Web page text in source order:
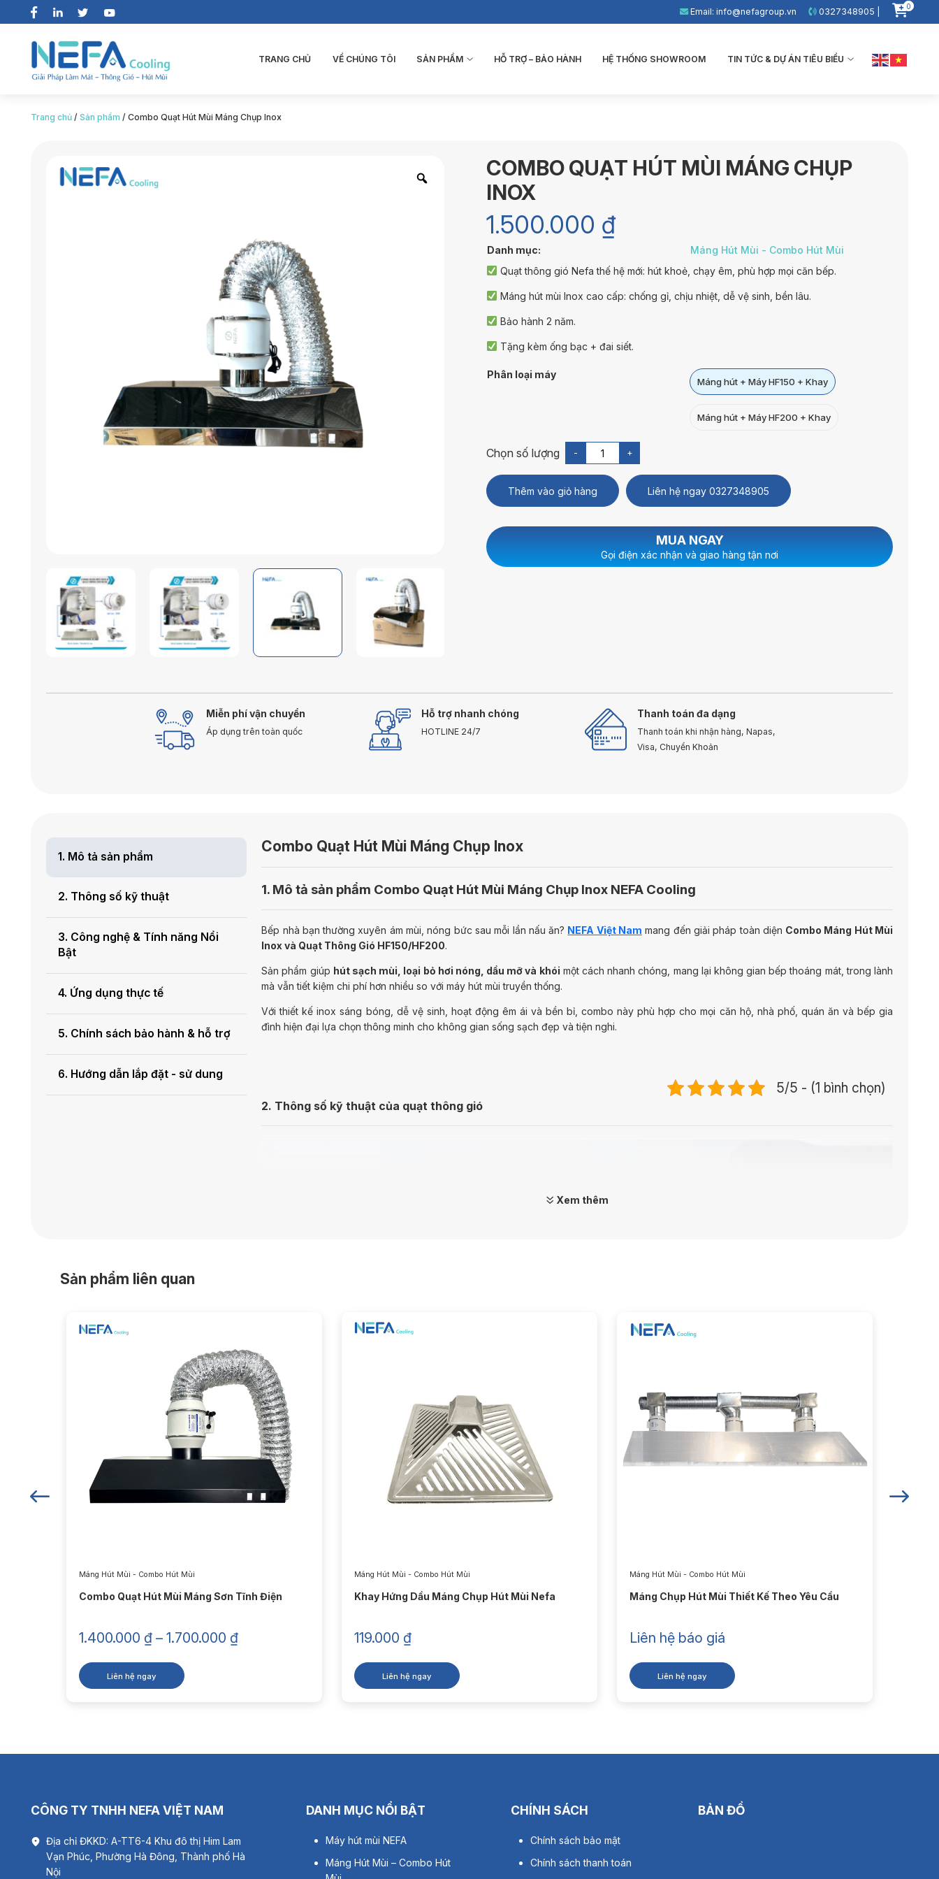
Email: info@nefagroup.vn 0327348905 | 0
TRANG CHỦ VỀ CHÚNG TÔI SẢN PHẨM HỖ TRỢ – BẢO HÀNH HỆ THỐNG SHOWROOM TIN TỨC & DỰ ÁN TIÊU BIỂU
Trang chủ /Sản phẩm /Combo Quạt Hút Mùi Máng Chụp Inox
COMBO QUẠT HÚT MÙI MÁNG CHỤP
INOX
1.500.000 ₫
Danh mục:
Máng Hút Mùi - Combo Hút Mùi
Quạt thông gió Nefa thế hệ mới: hút khoẻ, chạy êm, phù hợp mọi căn bếp.
Máng hút mùi Inox cao cấp: chống gỉ, chịu nhiệt, dễ vệ sinh, bền lâu.
Bảo hành 2 năm.
Tặng kèm ống bạc + đai siết.
Phân loại máy
Máng hút + Máy HF150 + Khay
Máng hút + Máy HF200 + Khay
- +
Thêm vào giỏ hàng Liên hệ ngay0327348905
MUA NGAY
Gọi điện xác nhận và giao hàng tận nơi
Miễn phí vận chuyển
Áp dụng trên toàn quốc
Hỗ trợ nhanh chóng
HOTLINE 24/7
Thanh toán đa dạng
Thanh toán khi nhận hàng, Napas,
Visa, Chuyển Khoản
1. Mô tả sản phẩm
2. Thông số kỹ thuật
3. Công nghệ & Tính năng Nổi
Bật
4. Ứng dụng thực tế
5. Chính sách bảo hành & hỗ trợ
6. Hướng dẫn lắp đặt - sử dung
Combo Quạt Hút Mùi Máng Chụp Inox
1. Mô tả sản phẩm Combo Quạt Hút Mùi Máng Chụp Inox NEFA Cooling
Bếp nhà bạn thường xuyên ám mùi, nóng bức sau mỗi lần nấu ăn? NEFA Việt Nam mang đến giải pháp toàn diện Combo Máng Hút Mùi
Inox và Quạt Thông Gió HF150/HF200.
Sản phẩm giúp hút sạch mùi, loại bỏ hơi nóng, dầu mỡ và khói một cách nhanh chóng, mang lại không gian bếp thoáng mát, trong lành
mà vẫn tiết kiệm chi phí hơn nhiều so với máy hút mùi truyền thống.
Với thiết kế inox sáng bóng, dễ vệ sinh, hoạt động êm ái và bền bỉ, combo này phù hợp cho mọi căn hộ, nhà phố, quán ăn và bếp gia
đình hiện đại lựa chọn thông minh cho không gian sống sạch đẹp và tiện nghi.
5/5 - (1 bình chọn)
2. Thông số kỹ thuật của quạt thông gió
3. Công nghệ và Tính năng Nổi Bật Combo Quạt Hút Mùi Máng Chụp Inox
3.1 Motor dây đồng nguyên chất
quạt hút mùi NEFA HF150/HF200 động cơ 100% dây đồng, mang đến khả năng vận hành ổn định, bền bỉ và
Xem thêm
Sản phẩm liên quan
Máng Hút Mùi - Combo Hút Mùi
Combo Quạt Hút Mùi Máng Sơn Tĩnh Điện
1.400.000 ₫ – 1.700.000 ₫Khoảng
Liên hệ ngay
Máng Hút Mùi - Combo Hút Mùi
Khay Hứng Dầu Máng Chụp Hút Mùi Nefa
119.000 ₫
Liên hệ ngay
Máng Hút Mùi - Combo Hút Mùi
Máng Chụp Hút Mùi Thiết Kế Theo Yêu Cầu
Liên hệ báo giá
Liên hệ ngay
CÔNG TY TNHH NEFA VIỆT NAM
Địa chỉ ĐKKD: A-TT6-4 Khu đô thị Him Lam
Vạn Phúc, Phường Hà Đông, Thành phố Hà
Nội
DANH MỤC NỔI BẬT
Máy hút mùi NEFA
Máng Hút Mùi – Combo Hút
CHÍNH SÁCH
Chính sách bảo mật
Chính sách thanh toán
BẢN ĐỒ